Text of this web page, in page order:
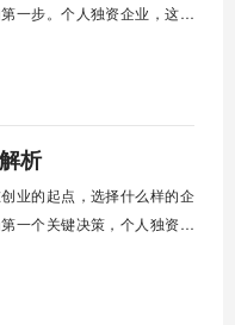
一步。个人独资企业，这种
策灵活的特点，吸引了大量
家的目光。它如同一艘轻便
掌舵者可以自由划向商业的
析
业的起点，选择什么样的企
一个关键决策，个人独资企
属性在众多企业形态中占据